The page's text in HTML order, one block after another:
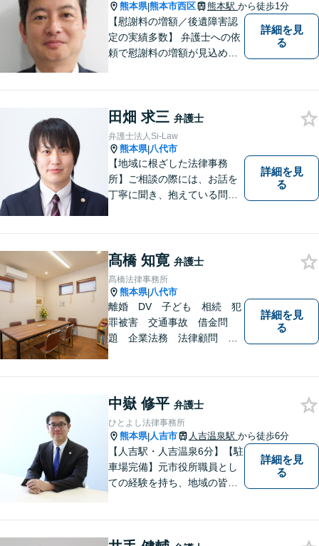
面談可】
熊本県|熊本市西区 熊本駅 から徒歩1分
【慰謝料の増額／後遺障害認
定の実績多数】 弁護士への依
頼で慰謝料の増額が見込めま
ノウハウ多数】相続手続きか
ら遺言書までトータルサポー
ト【JR熊本駅から徒歩1分】
詳細を見
る
田畑 求三 弁護士
弁護士法人Si-Law
熊本県|八代市
【地域に根ざした法律事務
所】ご相談の際には、お話を
丁寧に聞き、抱えている問題
います。 1人で悩まず、お気
軽にご相談ください。
詳細を見
る
髙橋 知寛 弁護士
髙橋法律事務所
熊本県|八代市
離婚 DV 子ども 相続 犯
罪被害 交通事故 借金問
題 企業法務 法律顧問
詳細を見
る
中嶽 修平 弁護士
ひとよし法律事務所
熊本県|人吉市 人吉温泉駅 から徒歩6分
【人吉駅・人吉温泉6分】【駐
車場完備】元市役所職員とし
ての経験を持ち、地域の皆さ
詳細を見
る